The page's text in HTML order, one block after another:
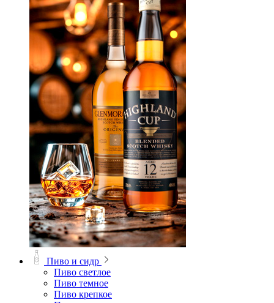
Пиво и сидр
Пиво светлое
Пиво темное
Пиво крепкое